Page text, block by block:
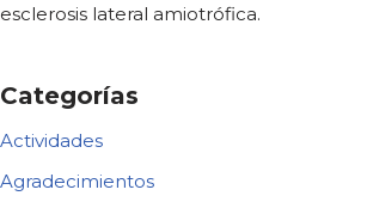
esclerosis lateral amiotrófica.
Categorías
Actividades
Agradecimientos